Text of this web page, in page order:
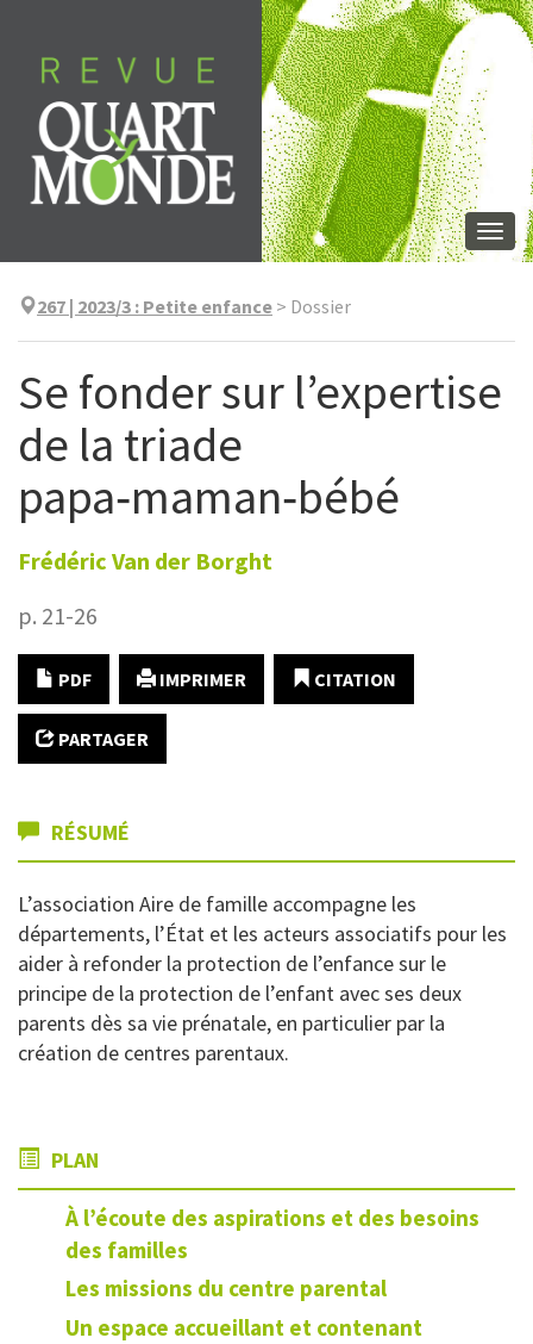
contenu
267 | 2023/3 : Petite enfance > Dossier
Se fonder sur l’expertise
de la triade
papa‑maman‑bébé
Frédéric Van der Borght
p. 21-26
PDF IMPRIMER CITATION
PARTAGER
RÉSUMÉ
L’association Aire de famille accompagne les
départements, l’État et les acteurs associatifs pour les
aider à refonder la protection de l’enfance sur le
principe de la protection de l’enfant avec ses deux
parents dès sa vie prénatale, en particulier par la
création de centres parentaux.
PLAN
À l’écoute des aspirations et des besoins
des familles
Les missions du centre parental
Un espace accueillant et contenant